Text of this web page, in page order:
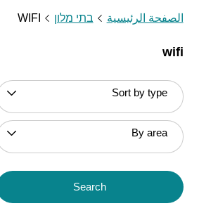
الصفحة الرئيسية בתי מלון WIFI
wifi
Sort by type
By area
Search